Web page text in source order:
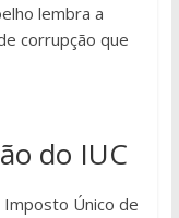
lembra a
corrupção que
do IUC
Imposto Único de